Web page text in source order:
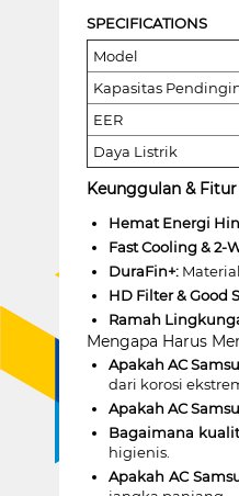
SPECIFICATIONS
Model
Kapasitas
EER
Daya Listrik
Keunggulan &
Hemat Energi
Fast Cooling & 2-
DuraFin+:
HD Filter & Good
Ramah
Mengapa Harus
Apakah AC
dari korosi
Apakah AC
Bagaimana
higienis.
Apakah AC